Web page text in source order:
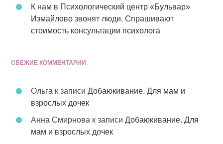
К нам в Психологический центр «Бульвар»
Измайлово звонят люди. Спрашивают
стоимость консультации психолога
СВЕЖИЕ КОММЕНТАРИИ
Ольга к записиДобаюкивание. Для мам и
взрослых дочек
Анна Смирнова к записиДобаюкивание. Для
мам и взрослых дочек